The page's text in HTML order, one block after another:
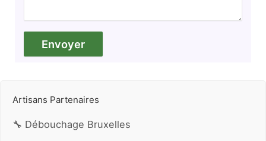
Artisans Partenaires
🔧 Débouchage Bruxelles